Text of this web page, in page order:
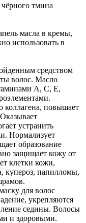
тмина
масла в кремы,
использовать в
средством
волос. Масло
А, С, Е,
коллагена, повышает
устранить
Нормализует
образование
защищает кожу от
клетки кожи,
купероз, папилломы,
для волос
укрепляются
седины. Волосы
и здоровыми.